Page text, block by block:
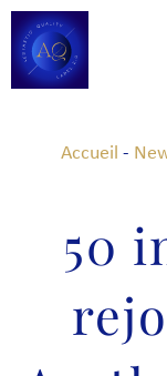
Accueil -
50